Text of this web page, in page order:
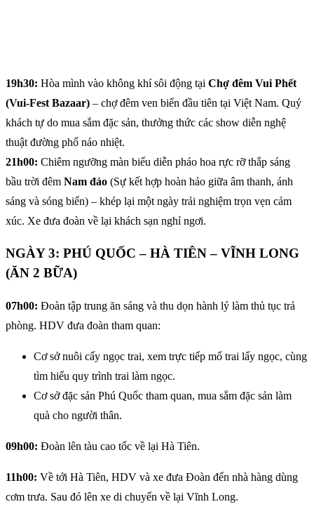
19h30: Hòa mình vào không khí sôi động tại Chợ đêm Vui Phết
(Vui-Fest Bazaar) – chợ đêm ven biển đầu tiên tại Việt Nam. Quý
khách tự do mua sắm đặc sản, thưởng thức các show diễn nghệ
thuật đường phố náo nhiệt.
21h00: Chiêm ngưỡng màn biểu diễn pháo hoa rực rỡ thắp sáng
bầu trời đêm Nam đảo (Sự kết hợp hoàn hảo giữa âm thanh, ánh
sáng và sóng biển) – khép lại một ngày trải nghiệm trọn vẹn cảm
xúc. Xe đưa đoàn về lại khách sạn nghỉ ngơi.
NGÀY 3: PHÚ QUỐC – HÀ TIÊN – VĨNH LONG
(ĂN 2 BỮA)
07h00: Đoàn tập trung ăn sáng và thu dọn hành lý làm thủ tục trả
phòng. HDV đưa đoàn tham quan:
Cơ sở nuôi cấy ngọc trai, xem trực tiếp mổ trai lấy ngọc, cùng
tìm hiểu quy trình trai làm ngọc.
Cơ sở đặc sản Phú Quốc tham quan, mua sắm đặc sản làm
quà cho người thân.
09h00: Đoàn lên tàu cao tốc về lại Hà Tiên.
11h00: Về tới Hà Tiên, HDV và xe đưa Đoàn đến nhà hàng dùng
cơm trưa. Sau đó lên xe di chuyển về lại Vĩnh Long.